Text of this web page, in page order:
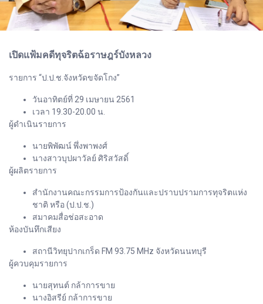
เปิดแฟ้มคดีทุจริตฉ้อราษฎร์บังหลวง
รายการ “ป.ป.ช.จังหวัดขจัดโกง”
วันอาทิตย์ที่ 29 เมษายน 2561
เวลา 19.30-20.00 น.
ผู้ดำเนินรายการ
นายพิพัฒน์ พึ่งพาพงศ์
นางสาวบุปผาวัลย์ ศิริสวัสดิ์
ผู้ผลิตรายการ
สำนักงานคณะกรรมการป้องกันและปราบปรามการทุจริตแห่ง
ชาติ หรือ (ป.ป.ช.)
สมาคมสื่อช่อสะอาด
ห้องบันทึกเสียง
สถานีวิทยุปากเกร็ด FM 93.75 MHz จังหวัดนนทบุรี
ผู้ควบคุมรายการ
นายสุทนต์ กล้าการขาย
นางอิสรีย์ กล้าการขาย